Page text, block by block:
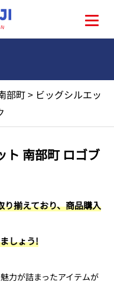
部町> ビッグシルエッ
ト 南部町 ロゴブ
り揃えており、商品購入
しょう!
力が詰まったアイテムが